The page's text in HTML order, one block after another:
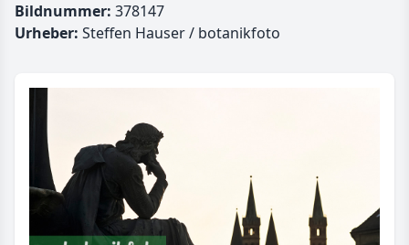
Bildnummer: 378147
Urheber: Steffen Hauser / botanikfoto